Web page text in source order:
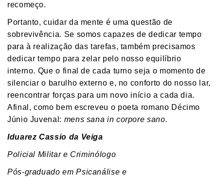
recomeço.
​Portanto, cuidar da mente é uma questão de
sobrevivência. Se somos capazes de dedicar tempo
para à realização das tarefas, também precisamos
dedicar tempo para zelar pelo nosso equilíbrio
interno. Que o final de cada turno seja o momento de
silenciar o barulho externo e, no conforto do nosso lar,
reencontrar forças para um novo início a cada dia.
Afinal, como bem escreveu o poeta romano Décimo
Júnio Juvenal: mens sana in corpore sano.
Iduarez Cassio da Veiga
Policial Militar e Criminólogo
Pós-graduado em Psicanálise e